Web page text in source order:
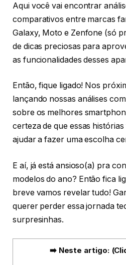
Aqui você vai encontrar
comparativos entre marcas
Galaxy, Moto e Zenfone (só
de dicas preciosas para
as funcionalidades desses
Então, fique ligado! Nos
lançando nossas análises
sobre os melhores
certeza de que essas
ajudar a fazer uma escolha
E aí, já está ansioso(a) pra
modelos do ano? Então fica
breve vamos revelar tudo!
querer perder essa jornada
surpresinhas.
➡️ Neste artigo: